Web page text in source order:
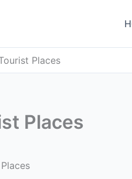
Places
Places